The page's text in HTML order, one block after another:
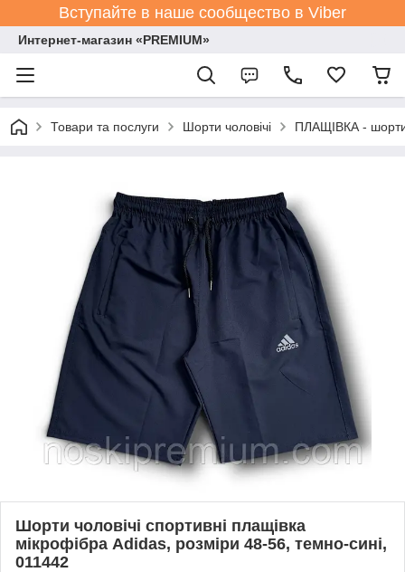
Вступайте в наше сообщество в Viber
Интернет-магазин «PREMIUM»
Товари та послуги Шорти чоловічі ПЛАЩІВКА - шорти
Шорти чоловічі спортивні плащівка
мікрофібра Adidas, розміри 48-56, темно-сині,
011442